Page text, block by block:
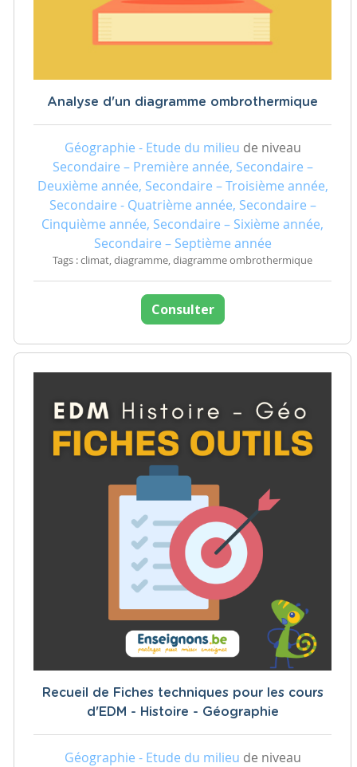
Analyse d'un diagramme ombrothermique
Géographie - Etude du milieu de niveau
Secondaire – Première année, Secondaire –
Deuxième année, Secondaire – Troisième année,
Secondaire - Quatrième année, Secondaire –
Cinquième année, Secondaire – Sixième année,
Secondaire – Septième année
Tags : climat, diagramme, diagramme ombrothermique
Consulter
Recueil de Fiches techniques pour les cours
d'EDM - Histoire - Géographie
Géographie - Etude du milieu de niveau